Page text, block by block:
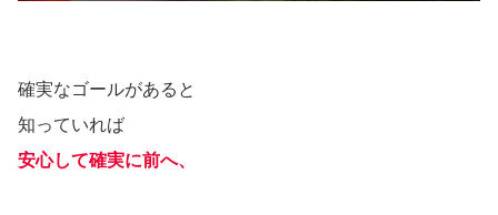
確実なゴールがあると
知っていれば
安心して確実に前へ、